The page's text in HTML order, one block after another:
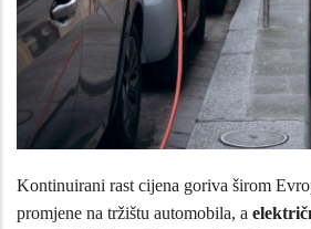
Kontinuirani rast cijena goriva širom
promjene na tržištu automobila, a